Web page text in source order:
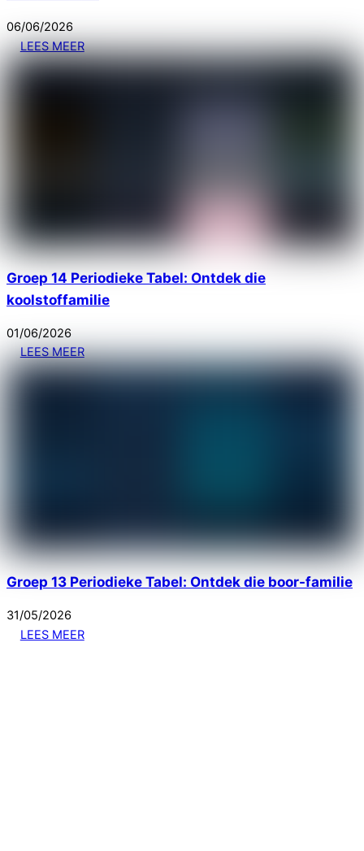
06/06/2026
LEES MEER
Groep 14 Periodieke Tabel: Ontdek die
koolstoffamilie
01/06/2026
LEES MEER
Groep 13 Periodieke Tabel: Ontdek die boor-familie
31/05/2026
LEES MEER